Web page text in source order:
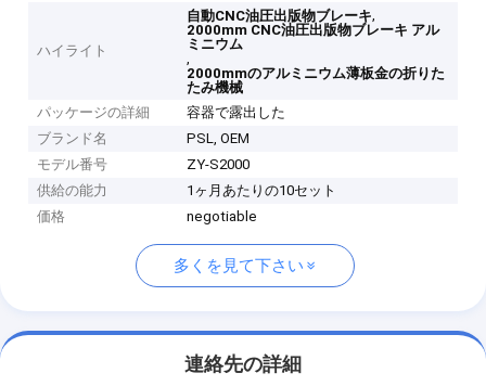
ハイライト
自動CNC油圧出版物ブレーキ,
2000mm CNC油圧出版物ブレーキ アル
ミニウム
,
2000mmのアルミニウム薄板金の折りた
たみ機械
パッケージの詳細
容器で露出した
ブランド名
PSL, OEM
モデル番号
ZY-S2000
供給の能力
1ヶ月あたりの10セット
価格
negotiable
多くを見て下さい
連絡先の詳細